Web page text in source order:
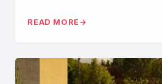
READ MORE